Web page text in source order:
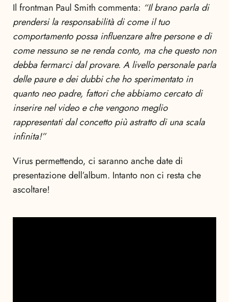
Il frontman Paul Smith commenta: “Il brano parla di
prendersi la responsabilità di come il tuo
comportamento possa influenzare altre persone e di
come nessuno se ne renda conto, ma che questo non
debba fermarci dal provare. A livello personale parla
delle paure e dei dubbi che ho sperimentato in
quanto neo padre, fattori che abbiamo cercato di
inserire nel video e che vengono meglio
rappresentati dal concetto più astratto di una scala
infinita!”
Virus permettendo, ci saranno anche date di
presentazione dell’album. Intanto non ci resta che
ascoltare!